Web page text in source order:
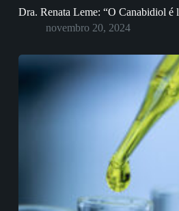
Dra. Renata Leme: “O Canabidiol é
novembro 20, 2024